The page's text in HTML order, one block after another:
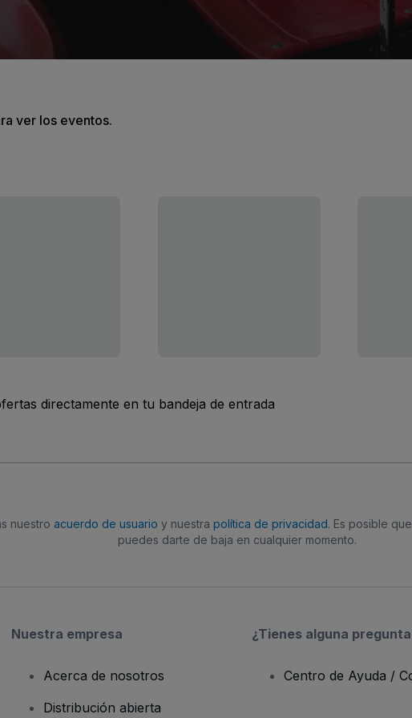
ver los eventos.
directamente en tu bandeja de entrada
nuestro acuerdo de usuario y nuestra política de privacidad. Es posible
puedes darte de baja en cualquier momento.
Nuestra empresa
Acerca de nosotros
Distribución abierta
¿Tienes alguna
Centro de Ayuda /